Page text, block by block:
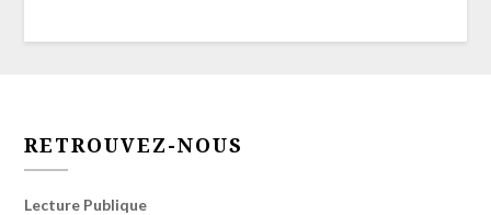
RETROUVEZ-NOUS
Lecture Publique